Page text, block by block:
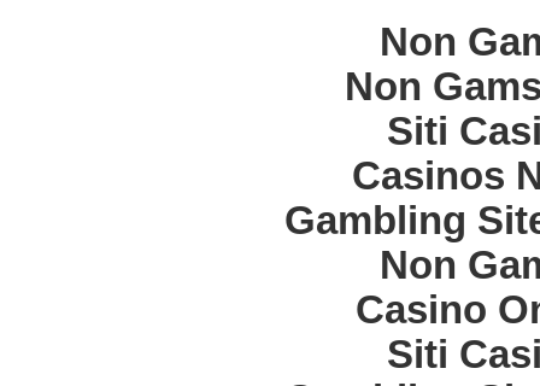
Non
Non
Siti
Casinos
Gambling
Non
Casino
Siti